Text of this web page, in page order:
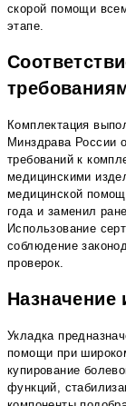
скорой помощи
этапе.
Комплектация
Минздрава России
требований к
медицинскими
медицинской
года и заменил
Использование
соблюдение
проверок.
Назначение
Укладка
помощи при
купирование
функций,